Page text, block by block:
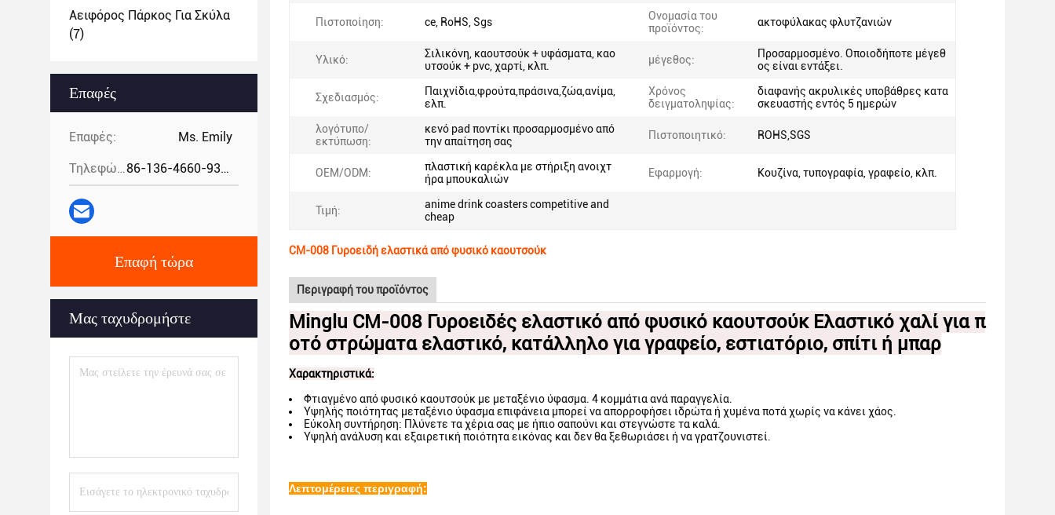
Αειφόρος Πάρκος Για Σκύλα
(7)
Επαφές
Επαφές: Ms. Emily
Τηλεφώνημα: 86-136-4660-9331
Επαφή τώρα
Μας ταχυδρομήστε
Πιστοποίηση: ce, RoHS, Sgs
Ονομασία του
προϊόντος:
ακτοφύλακας φλυτζανιών
Υλικό:
Σιλικόνη, καουτσούκ + υφάσματα, καο
υτσούκ + pvc, χαρτί, κλπ.
μέγεθος:
Προσαρμοσμένο. Οποιοδήποτε μέγεθ
ος είναι εντάξει.
Σχεδιασμός:
Παιχνίδια,φρούτα,πράσινα,ζώα,ανίμα,
ελπ.
Χρόνος
δειγματοληψίας:
διαφανής ακρυλικές υποβάθρες κατα
σκευαστής εντός 5 ημερών
λογότυπο/
εκτύπωση:
κενό pad ποντίκι προσαρμοσμένο από
την απαίτηση σας
Πιστοποιητικό: ROHS,SGS
OEM/ODM:
πλαστική καρέκλα με στήριξη ανοιχτ
ήρα μπουκαλιών
Εφαρμογή: Κουζίνα, τυπογραφία, γραφείο, κλπ.
Τιμή:
anime drink coasters competitive and
cheap
CM-008 Γυροειδή ελαστικά από φυσικό καουτσούκ
Περιγραφή του προϊόντος
Minglu CM-008 Γυροειδές ελαστικό από φυσικό καουτσούκ Ελαστικό χαλί για π
οτό στρώματα ελαστικό, κατάλληλο για γραφείο, εστιατόριο, σπίτι ή μπαρ
Χαρακτηριστικά:
Φτιαγμένο από φυσικό καουτσούκ με μεταξένιο ύφασμα. 4 κομμάτια ανά παραγγελία.
Υψηλής ποιότητας μεταξένιο ύφασμα επιφάνεια μπορεί να απορροφήσει ιδρώτα ή χυμένα ποτά χωρίς να κάνει χάος.
Εύκολη συντήρηση: Πλύνετε τα χέρια σας με ήπιο σαπούνι και στεγνώστε τα καλά.
Υψηλή ανάλυση και εξαιρετική ποιότητα εικόνας και δεν θα ξεθωριάσει ή να γρατζουνιστεί.
Λεπτομέρειες περιγραφή: